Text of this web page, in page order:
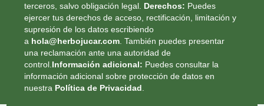
terceros, salvo obligación legal. Derechos: Puedes
ejercer tus derechos de acceso, rectificación, limitación y
supresión de los datos escribiendo
a hola@herbojucar.com. También puedes presentar
una reclamación ante una autoridad de
control.Información adicional: Puedes consultar la
información adicional sobre protección de datos en
nuestra Política de Privacidad.